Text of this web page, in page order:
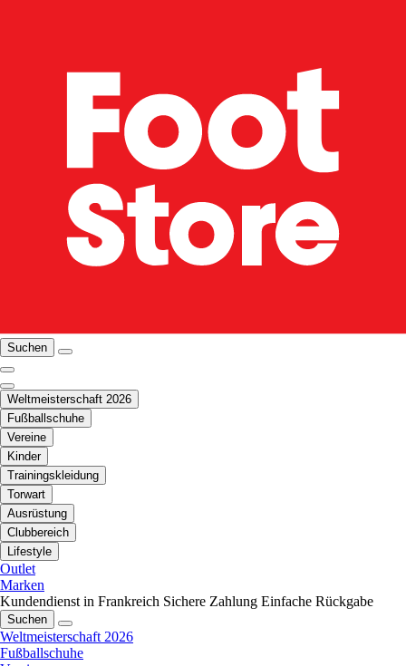
Suchen
Weltmeisterschaft 2026
Fußballschuhe
Vereine
Kinder
Trainingskleidung
Torwart
Ausrüstung
Clubbereich
Lifestyle
Outlet
Marken
Kundendienst in Frankreich Sichere Zahlung Einfache Rückgabe
Suchen
Weltmeisterschaft 2026
Fußballschuhe